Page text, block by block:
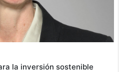
la inversión sostenible